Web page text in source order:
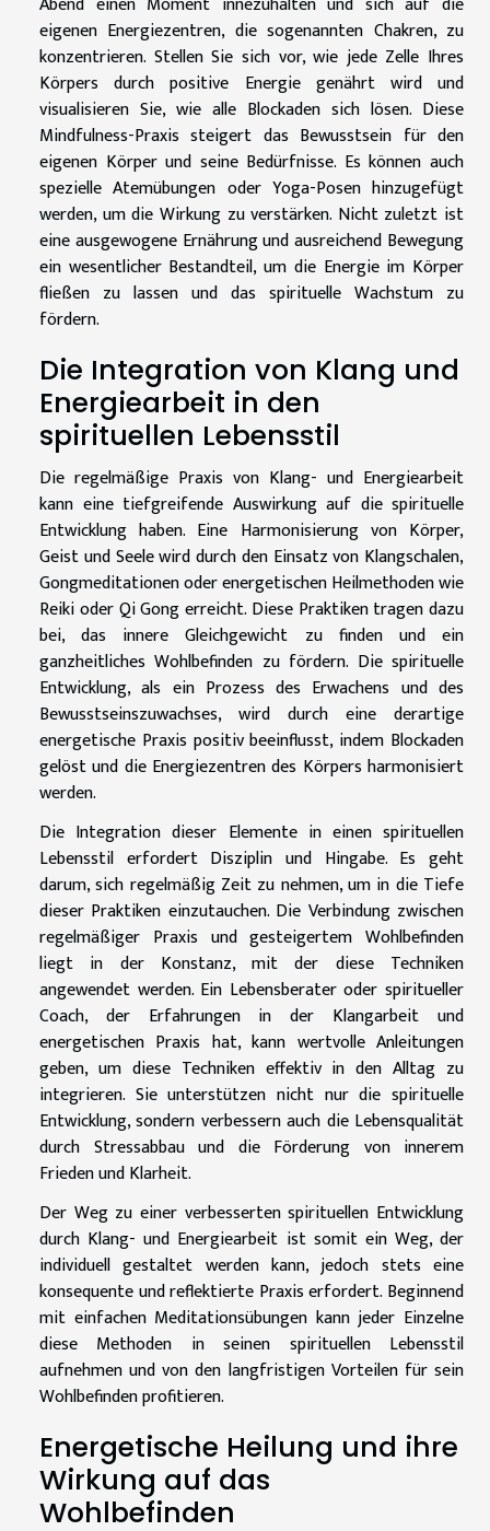
eigenen Energiezentren, die sogenannten Chakren, zu
konzentrieren. Stellen Sie sich vor, wie jede Zelle Ihres
Körpers durch positive Energie genährt wird und
visualisieren Sie, wie alle Blockaden sich lösen. Diese
Mindfulness-Praxis steigert das Bewusstsein für den
eigenen Körper und seine Bedürfnisse. Es können auch
spezielle Atemübungen oder Yoga-Posen hinzugefügt
werden, um die Wirkung zu verstärken. Nicht zuletzt ist
eine ausgewogene Ernährung und ausreichend Bewegung
ein wesentlicher Bestandteil, um die Energie im Körper
fließen zu lassen und das spirituelle Wachstum zu
fördern.
Die Integration von Klang und
Energiearbeit in den
spirituellen Lebensstil
Die regelmäßige Praxis von Klang- und Energiearbeit
kann eine tiefgreifende Auswirkung auf die spirituelle
Entwicklung haben. Eine Harmonisierung von Körper,
Geist und Seele wird durch den Einsatz von Klangschalen,
Gongmeditationen oder energetischen Heilmethoden wie
Reiki oder Qi Gong erreicht. Diese Praktiken tragen dazu
bei, das innere Gleichgewicht zu finden und ein
ganzheitliches Wohlbefinden zu fördern. Die spirituelle
Entwicklung, als ein Prozess des Erwachens und des
Bewusstseinszuwachses, wird durch eine derartige
energetische Praxis positiv beeinflusst, indem Blockaden
gelöst und die Energiezentren des Körpers harmonisiert
werden.
Die Integration dieser Elemente in einen spirituellen
Lebensstil erfordert Disziplin und Hingabe. Es geht
darum, sich regelmäßig Zeit zu nehmen, um in die Tiefe
dieser Praktiken einzutauchen. Die Verbindung zwischen
regelmäßiger Praxis und gesteigertem Wohlbefinden
liegt in der Konstanz, mit der diese Techniken
angewendet werden. Ein Lebensberater oder spiritueller
Coach, der Erfahrungen in der Klangarbeit und
energetischen Praxis hat, kann wertvolle Anleitungen
geben, um diese Techniken effektiv in den Alltag zu
integrieren. Sie unterstützen nicht nur die spirituelle
Entwicklung, sondern verbessern auch die Lebensqualität
durch Stressabbau und die Förderung von innerem
Frieden und Klarheit.
Der Weg zu einer verbesserten spirituellen Entwicklung
durch Klang- und Energiearbeit ist somit ein Weg, der
individuell gestaltet werden kann, jedoch stets eine
konsequente und reflektierte Praxis erfordert. Beginnend
mit einfachen Meditationsübungen kann jeder Einzelne
diese Methoden in seinen spirituellen Lebensstil
aufnehmen und von den langfristigen Vorteilen für sein
Wohlbefinden profitieren.
Energetische Heilung und ihre
Wirkung auf das
Wohlbefinden